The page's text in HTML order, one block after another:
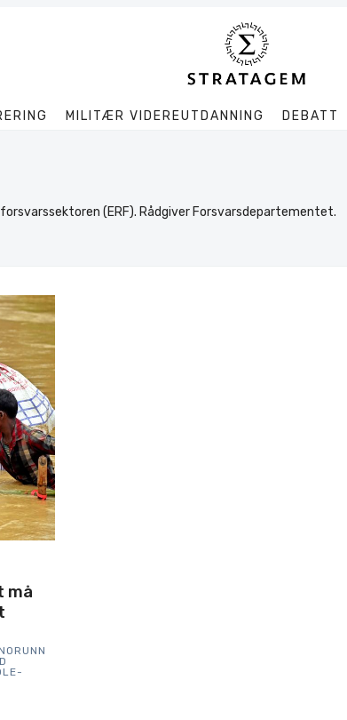
MILITÆR VIDEREUTDANNING DEBATT
Søk
(ERF). Rådgiver Forsvarsdepartementet.
må